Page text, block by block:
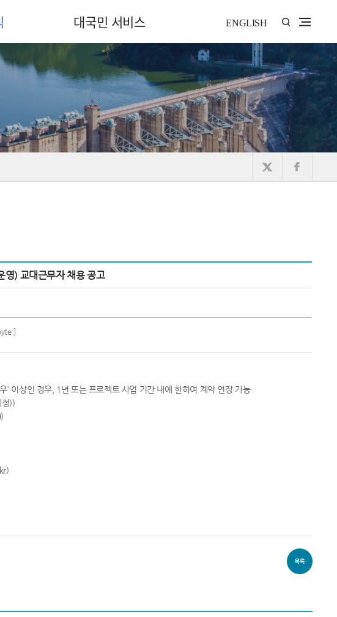
대국민 서비스 ENGLISH
영) 교대근무자 채용 공고
]
이상인 경우, 1년 또는 프로젝트 사업 기간 내에 한하여 계약 연장 가능
))
)